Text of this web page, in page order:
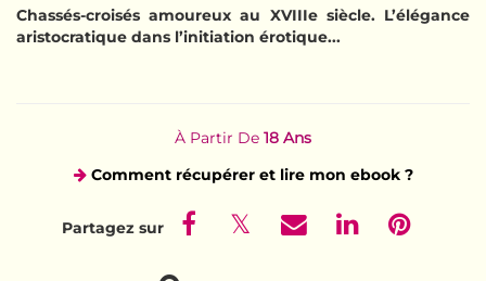
Chassés-croisés amoureux au XVIIIe siècle. L’élégance
aristocratique dans l’initiation érotique...
À Partir De 18 Ans
Comment récupérer et lire mon ebook ?